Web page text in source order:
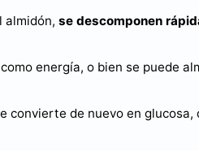
almidón, se descomponen
energía, o bien se puede
convierte de nuevo en